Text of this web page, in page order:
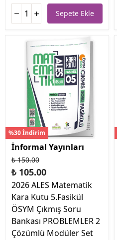
Sepete Ekle
%30 İndirim
İnformal Yayınları
₺ 150.00
₺ 105.00
2026 ALES Matematik
Kara Kutu 5.Fasikül
ÖSYM Çıkmış Soru
Bankası PROBLEMLER 2
Çözümlü Modüler Set